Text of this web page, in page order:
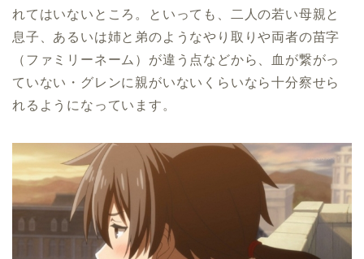
れてはいないところ。といっても、二人の若い母親と
息子、あるいは姉と弟のようなやり取りや両者の苗字
（ファミリーネーム）が違う点などから、血が繋がっ
ていない・グレンに親がいないくらいなら十分察せら
れるようになっています。